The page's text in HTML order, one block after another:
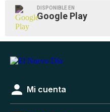
DISPONIBLE EN
Google Play
Mi cuenta